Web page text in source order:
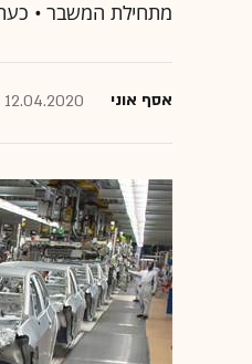
מתחילת המשבר •
אסף אוני 12.04.2020